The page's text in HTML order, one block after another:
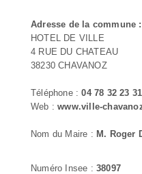
Adresse de la commune :
HOTEL DE VILLE
4 RUE DU CHATEAU
38230 CHAVANOZ
Téléphone :04 78 32 23 31
Web :www.ville-
Nom du Maire : M. Roger
Numéro Insee : 38097